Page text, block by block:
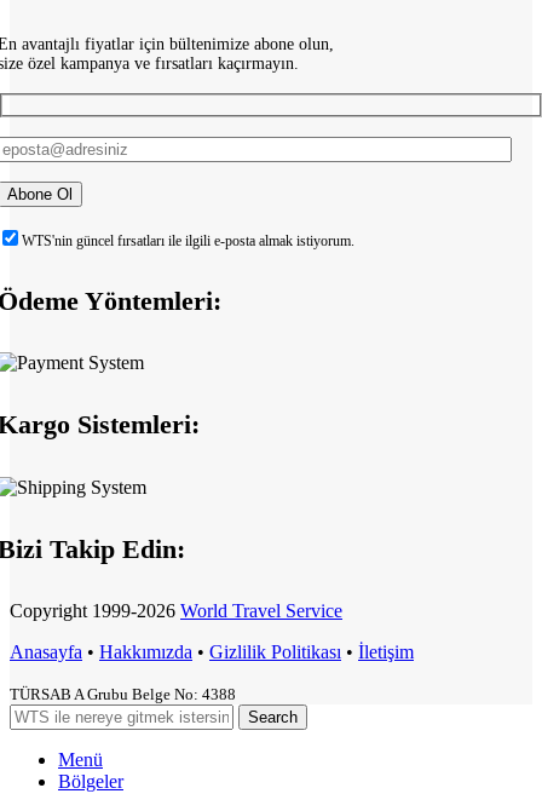
avantajlı fiyatlar için bültenimize abone olun,
özel kampanya ve fırsatları kaçırmayın.
WTS'nin güncel fırsatları ile ilgili e-posta almak istiyorum.
Yöntemleri:
Sistemleri:
Takip Edin:
Copyright 1999-2026 World Travel Service
Anasayfa • Hakkımızda • Gizlilik Politikası • İletişim
TÜRSAB A Grubu Belge No: 4388
Search
Menü
Bölgeler